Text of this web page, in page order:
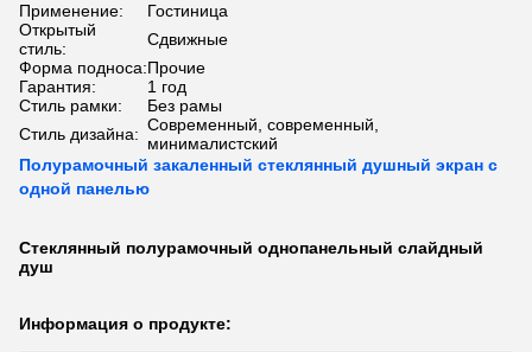
Применение:
Гостиница
Открытый
стиль:
Сдвижные
Форма подноса:Прочие
Гарантия:
1 год
Стиль рамки:
Без рамы
Стиль дизайна: Современный, современный,
минималистский
Полурамочный закаленный стеклянный душный экран с
одной панелью
Стеклянный полурамочный однопанельный слайдный
душ
Информация о продукте: